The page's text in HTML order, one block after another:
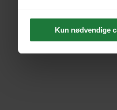
Kun nødvendige